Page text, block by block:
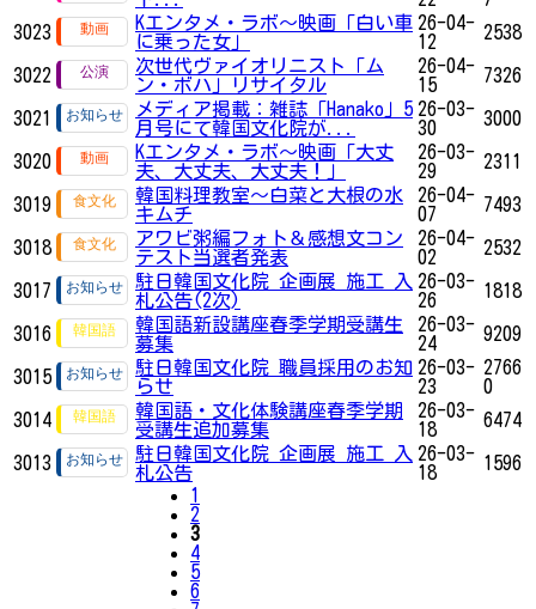
3023
Kエンタメ・ラボ～映画「白い車
に乗った女」
26-04-
12
2538
3022
次世代ヴァイオリニスト「ム
ン・ボハ」リサイタル
26-04-
15
7326
3021
メディア掲載：雑誌「Hanako」5
月号にて韓国文化院が...
26-03-
30
3000
3020
Kエンタメ・ラボ～映画「大丈
夫、大丈夫、大丈夫！」
26-03-
29
2311
3019
韓国料理教室～白菜と大根の水
キムチ
26-04-
07
7493
3018
アワビ粥編フォト＆感想文コン
テスト当選者発表
26-04-
02
2532
3017
駐日韓国文化院 企画展 施工 入
札公告(2次)
26-03-
26
1818
3016
韓国語新設講座春季学期受講生
募集
26-03-
24
9209
3015
駐日韓国文化院 職員採用のお知
らせ
26-03-
23
2766
0
3014
韓国語・文化体験講座春季学期
受講生追加募集
26-03-
18
6474
3013
駐日韓国文化院 企画展 施工 入
札公告
26-03-
18
1596
1
2
3
4
5
6